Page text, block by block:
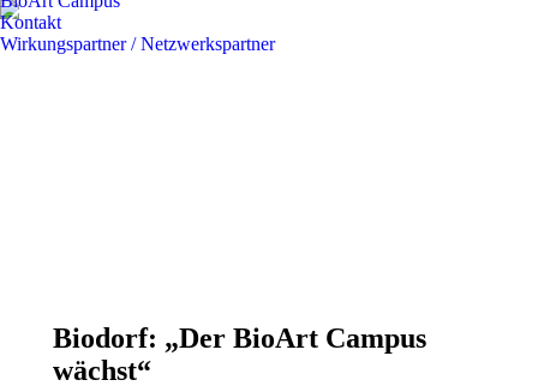
Kontakt
Wirkungspartner / Netzwerkspartner
Biodorf: „Der BioArt Campus
wächst“